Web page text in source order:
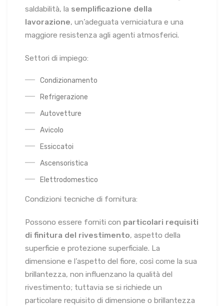
saldabilità, la semplificazione della
lavorazione, un’adeguata verniciatura e una
maggiore resistenza agli agenti atmosferici.
Settori di impiego:
Condizionamento
Refrigerazione
Autovetture
Avicolo
Essiccatoi
Ascensoristica
Elettrodomestico
Condizioni tecniche di fornitura:
Possono essere forniti con particolari requisiti
di finitura del rivestimento, aspetto della
superficie e protezione superficiale. La
dimensione e l’aspetto del fiore, così come la sua
brillantezza, non influenzano la qualità del
rivestimento; tuttavia se si richiede un
particolare requisito di dimensione o brillantezza